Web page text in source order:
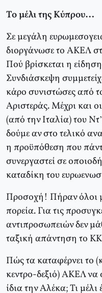
Το μέλι της Κύπρου…
Σε μεγάλη
διοργάνωσε το ΑΚΕΛ
Πού βρίσκεται η
Συνδιάσκεψη
κάρο συνιστώσες από
Αριστεράς. Μέχρι και
(από την Ιταλία) του
δούμε αν στο τελικό
η προϋπόθεση που
συνεργαστεί σε
καταδίκη του
Προσοχή! Πήραν όλοι
πορεία. Για τις
αντιπροσωπειών δεν
ταξική απάντηση το
Πώς τα καταφέρνει το
κεντρο-δεξιό) ΑΚΕΛ να
ίδια την Αλέκα; Τι